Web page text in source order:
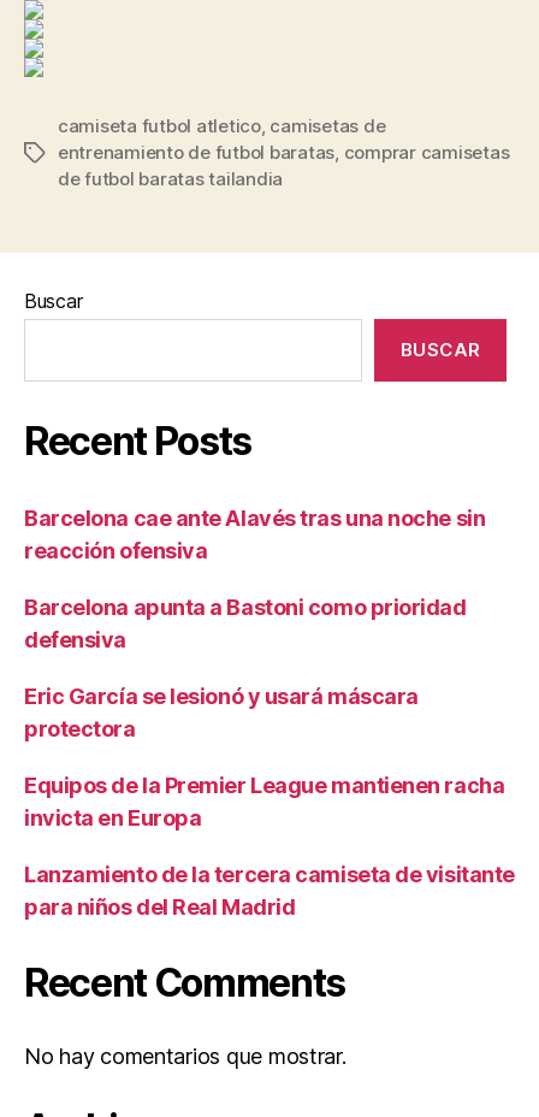
Etiquetas
camiseta futbol atletico, camisetas de
entrenamiento de futbol baratas comprar camisetas
de futbol baratas tailandia
Buscar
BUSCAR
Recent Posts
Barcelona cae ante Alavés tras una noche sin
reacción ofensiva
Barcelona apunta a Bastoni como prioridad
defensiva
Eric García se lesionó y usará máscara
protectora
Equipos de la Premier League mantienen racha
invicta en Europa
Lanzamiento de la tercera camiseta de visitante
para niños del Real Madrid
Recent Comments
No hay comentarios que mostrar.